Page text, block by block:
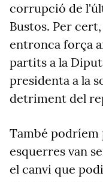
corrupció de
Bustos. Per
entronca força
partits a la
presidenta a la
detriment del
També podríem
esquerres van
el canvi que